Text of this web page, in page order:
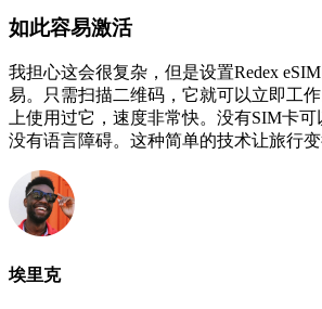
如此容易激活
我担心这会很复杂，但是设置Redex
易。只需扫描二维码，它就可以立即工
上使用过它，速度非常快。没有SIM卡
没有语言障碍。这种简单的技术让旅行变
埃里克